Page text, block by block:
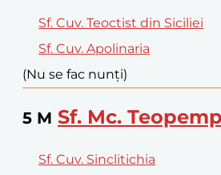
Sf. Cuv. Teoctist din Siciliei
Sf. Cuv. Apolinaria
(Nu se fac nunți)
5 M Sf. Mc.
Sf. Cuv. Sinclitichia